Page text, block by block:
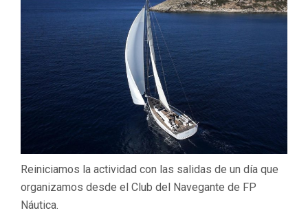
Reiniciamos la actividad con las salidas de un día que
organizamos desde el Club del Navegante de FP
Náutica.